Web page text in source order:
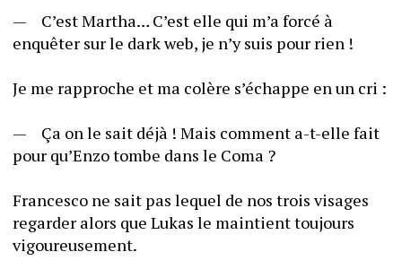
—	C’est Martha… C’est elle qui m’a forcé à
enquêter sur le dark web, je n’y suis pour rien !
Je me rapproche et ma colère s’échappe en un cri :
—	Ça on le sait déjà ! Mais comment a-t-elle fait
pour qu’Enzo tombe dans le Coma ?
Francesco ne sait pas lequel de nos trois visages
regarder alors que Lukas le maintient toujours
vigoureusement.